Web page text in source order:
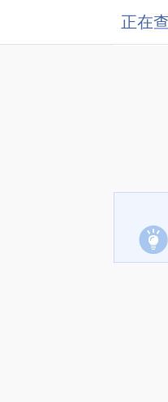
正在